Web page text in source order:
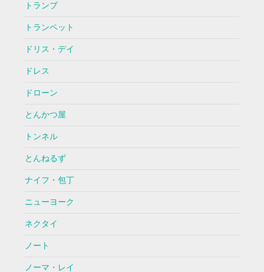
トランプ
トランペット
ドリス・デイ
ドレス
ドローン
とんかつ屋
トンネル
とんねるず
ナイフ・包丁
ニューヨーク
ネクタイ
ノート
ノーマ・レイ